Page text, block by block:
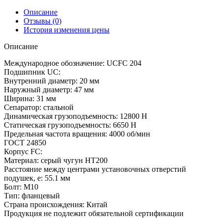
Описание
Отзывы (0)
История изменения цены
Описание
Международное обозначение: UCFC 204
Подшипник UC:
Внутренний диаметр: 20 мм
Наружный диаметр: 47 мм
Ширина: 31 мм
Сепаратор: стальной
Динамическая грузоподъемность: 12800 H
Статическая грузоподъемность: 6650 H
Предельная частота вращения: 4000 об/мин
ГОСТ 24850
Корпус FC:
Материал: серый чугун НТ200
Расстояние между центрами установочных отверстий
подушек, e: 55.1 мм
Болт: М10
Тип: фланцевый
Страна происхождения: Китай
Продукция не подлежит обязательной сертификации